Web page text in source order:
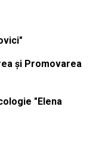
și Promovarea
"Elena